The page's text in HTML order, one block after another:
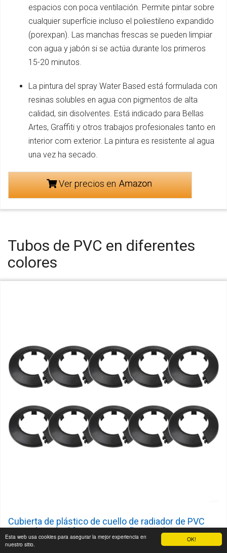
OK!
Esta web usa cookies para asegurar la mejor experiencia en
nuestro sitio.
espacios con poca ventilación. Permite pintar sobre
cualquier superfície incluso el poliestileno expandido
(porexpan). Las manchas frescas se pueden limpiar
con agua y jabón si se actúa durante los primeros
15-20 minutos.
La pintura del spray Water Based está formulada con
resinas solubles en agua con pigmentos de alta
calidad, sin disolventes. Está indicado para Bellas
Artes, Graffiti y otros trabajos profesionales tanto en
interior com exterior. La pintura es resistente al agua
una vez ha secado.
Ver precios en
Tubos de PVC en diferentes
colores
Cubierta de plástico de cuello de radiador de PVC
para tubos de diferentes tamaños y colores
*Los collares tubulares ocultan cortes antiestéticos a